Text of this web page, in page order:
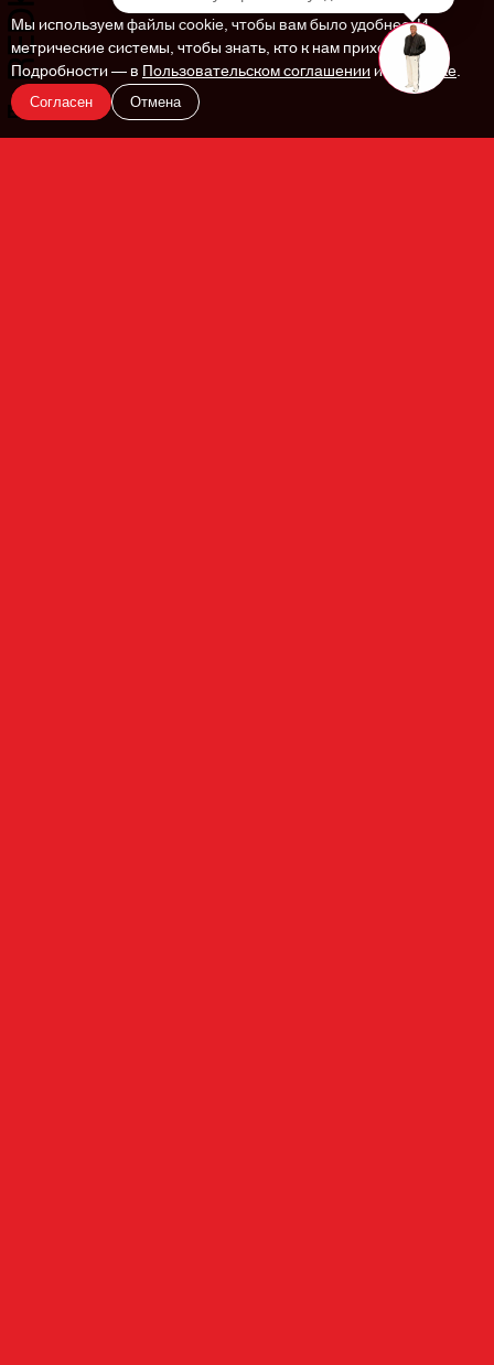
En
Мы используем файлы cookie, чтобы вам было удобнее. И
метрические системы, чтобы знать, кто к нам приходит.
Подробности — вПользовательском соглашениии Политике.
Согласен Отмена